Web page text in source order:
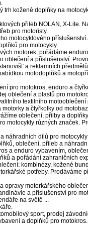
trh kožené doplňky na
přileb NOLAN, X-Lite.
pro motoristy.
motocyklového příslušenství
pro motocykly.
motorek, pořádáme
oblečení a příslušenství.
a reklamních
motodoplňků a
pro motokros, enduro a
oblečení a plastů pro
textilního motooblečení
a čtyřkolky od
oblečení, přilby a
motocykly různých značek.
náhradních dílů pro motocykly
oblečení, přileb a
a enduro vybavením,
a pořádání zahraničních
kombinézy, kožené
potřeby. Prodáváme
opravy motorkářského
a příslušenství pro
na světě ...
sport, prodej
a doplňků pro motokros.